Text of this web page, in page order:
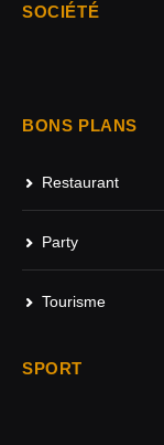
SOCIÉTÉ
BONS PLANS
Restaurant
Party
Tourisme
SPORT